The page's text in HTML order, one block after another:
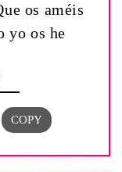
os améis
yo os he